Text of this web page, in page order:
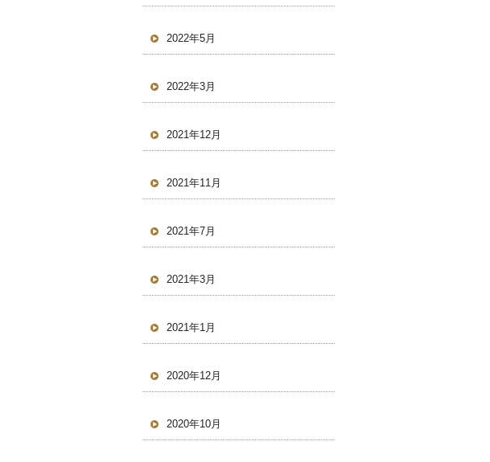
2022年5月
2022年3月
2021年12月
2021年11月
2021年7月
2021年3月
2021年1月
2020年12月
2020年10月